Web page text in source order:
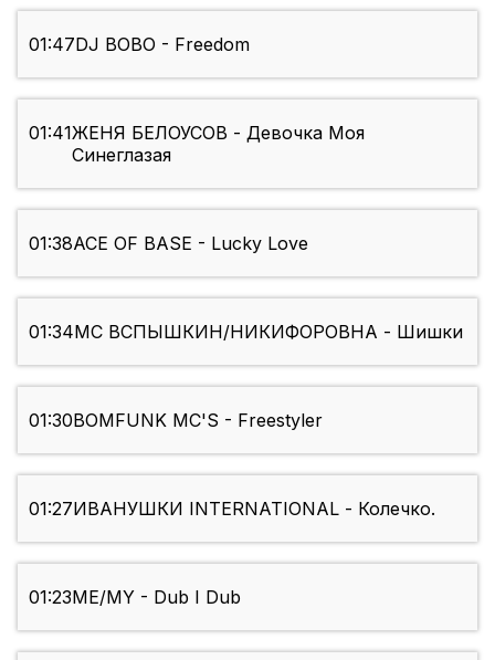
01:47DJ BOBO - Freedom
01:41ЖЕНЯ БЕЛОУСОВ - Девочка Моя
Синеглазая
01:38ACE OF BASE - Lucky Love
01:34МС ВСПЫШКИН/НИКИФОРОВНА - Шишки
01:30BOMFUNK MC'S - Freestyler
01:27ИВАНУШКИ INTERNATIONAL - Колечко.
01:23ME/MY - Dub I Dub